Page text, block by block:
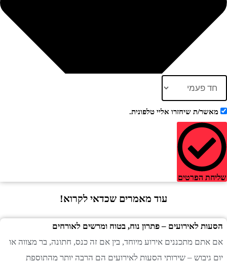
ת שיחזרו אליי טלפונית.
הפרטים
עוד מאמרים שכדאי לקרוא!
לאירועים – פתרון נוח, בטוח ומרשים לאורחים
מתכננים אירוע מיוחד, בין אם זה כנס, חתונה, בר מצווה או
– שירותי הסעות לאירועים הם הרבה יותר מהתוספת